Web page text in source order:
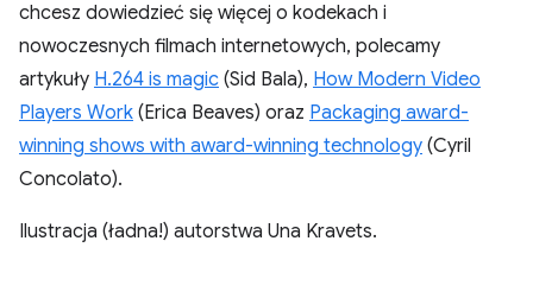
chcesz dowiedzieć się więcej o kodekach i
nowoczesnych filmach internetowych, polecamy
artykuły H.264 is magic (Sid Bala), How Modern Video
Players Work (Erica Beaves) oraz Packaging award-
winning shows with award-winning technology (Cyril
Concolato).
Ilustracja (ładna!) autorstwa Una Kravets.